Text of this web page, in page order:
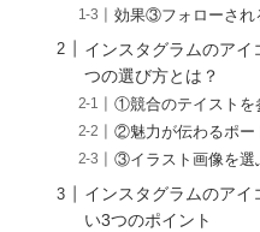
効果③フォローされ
インスタグラムのアイ
つの選び方とは？
①競合のテイストを
②魅力が伝わるポー
③イラスト画像を選
インスタグラムのアイ
い3つのポイント